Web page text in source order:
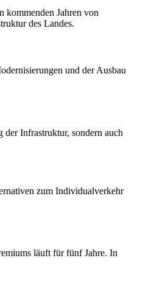
kommenden Jahren von
des Landes.
und der Ausbau
Infrastruktur, sondern auch
zum Individualverkehr
läuft für fünf Jahre. In